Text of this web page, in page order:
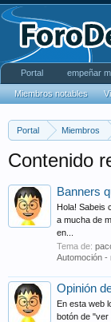
Portal Miembros
Contenido
Banners
Hola! Sabeis
a mucha de
en...
Tema de:
Automoción -
Opinión
En esta web
botón de "ver
Portal empeñar
Miembros notables